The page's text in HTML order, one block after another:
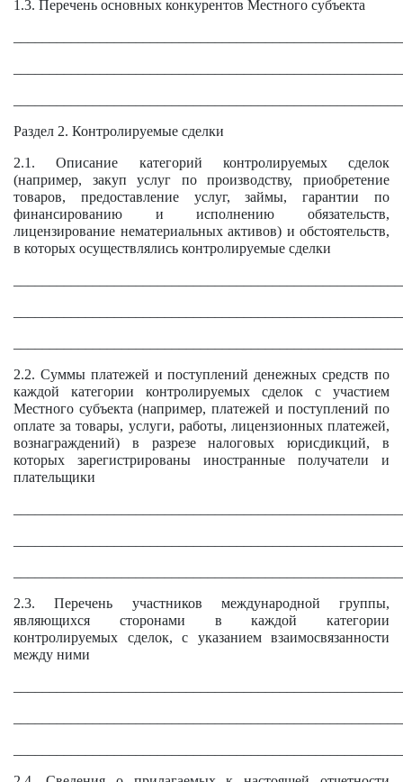
1.3. Перечень основных конкурентов Местного субъекта
Раздел 2. Контролируемые сделки
2.1. Описание категорий контролируемых сделок
(например, закуп услуг по производству, приобретение
товаров, предоставление услуг, займы, гарантии по
финансированию и исполнению обязательств,
лицензирование нематериальных активов) и обстоятельств,
в которых осуществлялись контролируемые сделки
2.2. Суммы платежей и поступлений денежных средств по
каждой категории контролируемых сделок с участием
Местного субъекта (например, платежей и поступлений по
оплате за товары, услуги, работы, лицензионных платежей,
вознаграждений) в разрезе налоговых юрисдикций, в
которых зарегистрированы иностранные получатели и
плательщики
2.3. Перечень участников международной группы,
являющихся сторонами в каждой категории
контролируемых сделок, с указанием взаимосвязанности
между ними